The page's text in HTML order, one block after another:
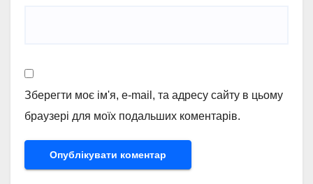
Зберегти моє ім'я, e-mail, та адресу сайту в цьому
браузері для моїх подальших коментарів.